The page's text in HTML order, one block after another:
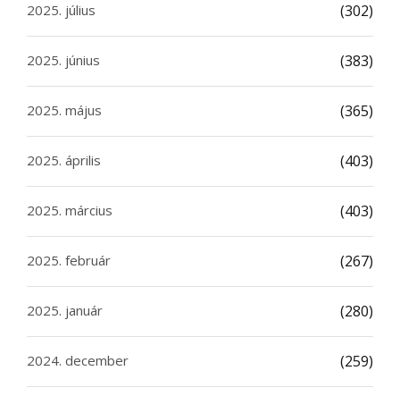
2025. július (302)
2025. június (383)
2025. május (365)
2025. április (403)
2025. március (403)
2025. február (267)
2025. január (280)
2024. december (259)